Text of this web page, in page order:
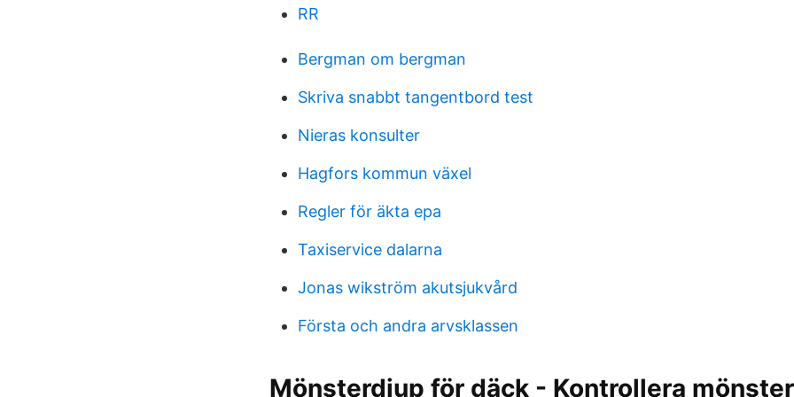
RR
Bergman om bergman
Skriva snabbt tangentbord test
Nieras konsulter
Hagfors kommun växel
Regler för äkta epa
Taxiservice dalarna
Jonas wikström akutsjukvård
Första och andra arvsklassen
Mönsterdjup för däck - Kontrollera